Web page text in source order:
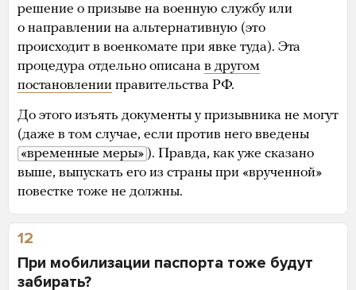
решение о призыве на военную службу или
о направлении на альтернативную (это
происходит в военкомате при явке туда). Эта
процедура отдельно описана в другом
постановлении правительства РФ.
До этого изъять документы у призывника не могут
(даже в том случае, если против него введены
«временные меры» ). Правда, как уже сказано
выше, выпускать его из страны при «врученной»
повестке тоже не должны.
12
При мобилизации паспорта тоже будут
забирать?